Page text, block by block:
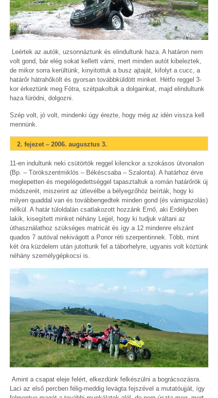
Leértek az autók, uzsonnáztunk és elindultunk haza. A határon nem
volt gond, bár elég sokat kellett várni, mert minden autót kibeleztek,
de mikor sorra kerültünk, kinyitottuk a busz ajtaját, kifolyt a cucc, a
határőr hátrahőkölt és gyorsan továbbküldött minket. Hétfo reggel 3-
kor érkeztünk meg Fótra, szétpakoltuk a dolgainkat, majd elindultunk
haza fürödni, dolgozni.
Szép volt, jó volt, mindenki úgy érezte, hogy még az idén vissza kell
mennünk.
2. fejezet – 2006. augusztus 3.
11-en indultunk neki csütörtök reggel kilenckor a szokásos útvonalon
(Bp. – Törökszentmiklós – Békéscsaba – Szalonta). A határhoz érve
meglepetten és megelégedettséggel tapasztaltuk a román határőrök új
módszerét, miszerint az útlevélbe a bélyegzőhöz beírták, hogy ki
milyen quaddal van és továbbengedtek minden gond (és vámigazolás)
nélkül. A határ túloldalán csatlakozott hozzánk Ernő, aki Erdélyben
lakik, kisegített minket néhány Lejjel, hogy ki tudjuk váltani az
úthasználathoz szükséges matricát és így a 12 mindenre elszánt
quados 7 autóval nekivágott a Ponor réti szerpentinnek. Több, mint
két óra küzdelem után jutottunk fel a táborhelyre, ugyanis volt köztünk
néhány személygépkocsi is.
Amint a csapat eleje felért, elkezdünk felkészülni a bográcsozásra.
Laci az első percben félig-meddig levágta fejszével a mutatóujját, így